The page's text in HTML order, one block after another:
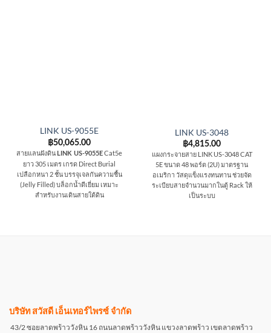
LINK US-9055E
฿50,065.00
สายแลนฝังดิน LINK US-9055ECat5e
ยาว 305 เมตร เกรด Direct Burial
เปลือกหนา 2 ชั้น บรรจุเจลกันความชื้น
(Jelly Filled) บล็อกน้ำดีเยี่ยม เหมาะ
สำหรับงานเดินสายใต้ดิน
LINK US-3048
฿4,815.00
แผงกระจายสาย LINK US-3048 CAT
5E ขนาด 48 พอร์ต (2U) มาตรฐาน
อเมริกา วัสดุแข็งแรงทนทาน ช่วยจัด
ระเบียบสายจำนวนมากในตู้ Rack ให้
เป็นระบบ
บริษัท สวัสดี เอ็นเทอร์ไพรซ์ จำกัด
43/2 ซอยลาดพร้าววังหิน 16 ถนนลาดพร้าววังหิน แขวงลาดพร้าว เขตลาดพร้าว